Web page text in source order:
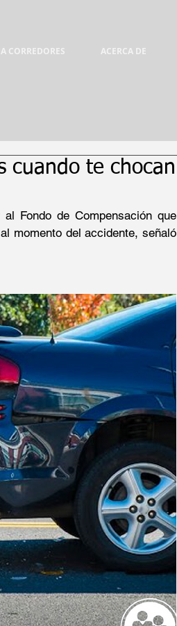
CORREDORES ACERCA DE
cuando te chocan
Fondo de Compensación que
momento del accidente, señaló